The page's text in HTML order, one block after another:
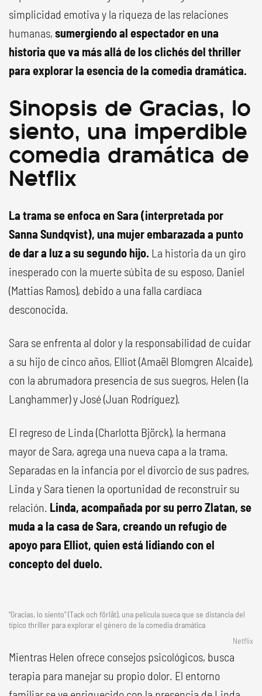
simplicidad emotiva y la riqueza de las relaciones
humanas, sumergiendo al espectador en una
historia que va más allá de los clichés del thriller
para explorar la esencia de la comedia dramática.
Sinopsis de Gracias, lo
siento, una imperdible
comedia dramática de
Netflix
La trama se enfoca en Sara (interpretada por
Sanna Sundqvist), una mujer embarazada a punto
de dar a luz a su segundo hijo. La historia da un giro
inesperado con la muerte súbita de su esposo, Daniel
(Mattias Ramos), debido a una falla cardíaca
desconocida.
Sara se enfrenta al dolor y la responsabilidad de cuidar
a su hijo de cinco años, Elliot (Amaël Blomgren Alcaide),
con la abrumadora presencia de sus suegros, Helen (Ia
Langhammer) y José (Juan Rodríguez).
El regreso de Linda (Charlotta Björck), la hermana
mayor de Sara, agrega una nueva capa a la trama.
Separadas en la infancia por el divorcio de sus padres,
Linda y Sara tienen la oportunidad de reconstruir su
relación. Linda, acompañada por su perro Zlatan, se
muda a la casa de Sara, creando un refugio de
apoyo para Elliot, quien está lidiando con el
concepto del duelo.
"Gracias, lo siento" (Tack och förlåt), una película sueca que se distancia del
típico thriller para explorar el género de la comedia dramática
Netflix
Mientras Helen ofrece consejos psicológicos, busca
terapia para manejar su propio dolor. El entorno